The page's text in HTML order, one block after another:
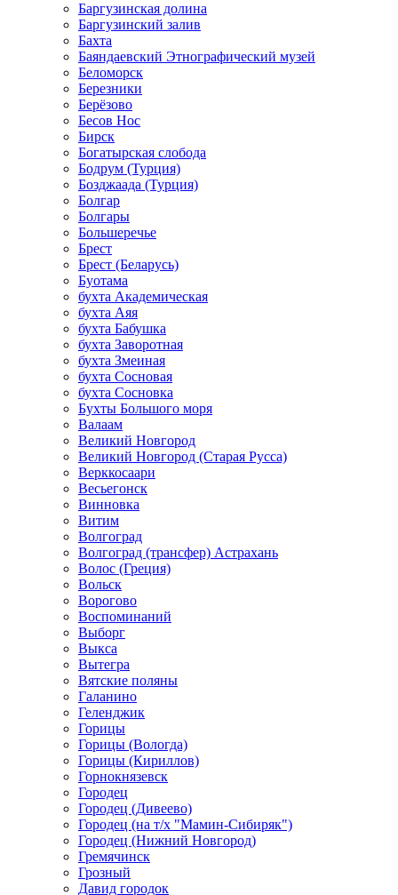
Баргузинская долина
Баргузинский залив
Бахта
Баяндаевский Этнографический музей
Беломорск
Березники
Берёзово
Бесов Нос
Бирск
Богатырская слобода
Бодрум (Турция)
Бозджаада (Турция)
Болгар
Болгары
Большеречье
Брест
Брест (Беларусь)
Буотама
бухта Академическая
бухта Аяя
бухта Бабушка
бухта Заворотная
бухта Змеиная
бухта Сосновая
бухта Сосновка
Бухты Большого моря
Валаам
Великий Новгород
Великий Новгород (Старая Русса)
Верккосаари
Весьегонск
Винновка
Витим
Волгоград
Волгоград (трансфер) Астрахань
Волос (Греция)
Вольск
Ворогово
Воспоминаний
Выборг
Выкса
Вытегра
Вятские поляны
Галанино
Геленджик
Горицы
Горицы (Вологда)
Горицы (Кириллов)
Горнокнязевск
Городец
Городец (Дивеево)
Городец (на т/х "Мамин-Сибиряк")
Городец (Нижний Новгород)
Гремячинск
Грозный
Давид городок